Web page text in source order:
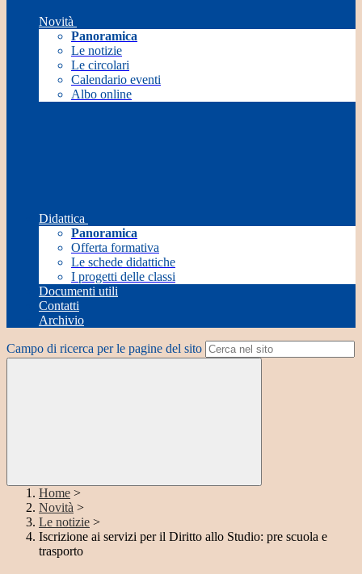
Novità
Panoramica
Le notizie
Le circolari
Calendario eventi
Albo online
Didattica
Panoramica
Offerta formativa
Le schede didattiche
I progetti delle classi
Documenti utili
Contatti
Archivio
Campo di ricerca per le pagine del sito
Home >
Novità >
Le notizie >
Iscrizione ai servizi per il Diritto allo Studio: pre scuola e
trasporto